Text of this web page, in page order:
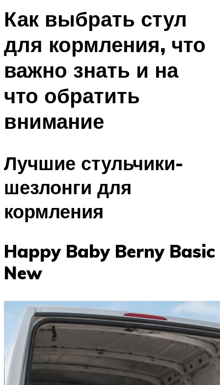
Как выбрать стул
для кормления, что
важно знать и на
что обратить
внимание
Лучшие стульчики-
шезлонги для
кормления
Happy Baby Berny Basic
New